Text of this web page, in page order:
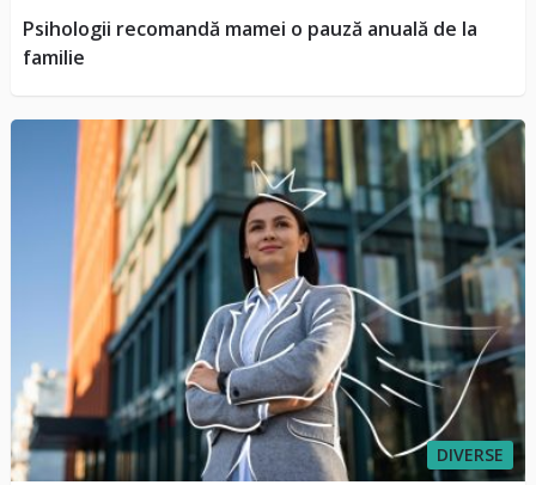
Psihologii recomandă mamei o pauză anuală de la
familie
DIVERSE